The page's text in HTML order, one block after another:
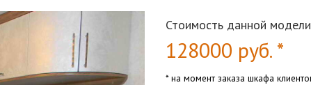
Стоимость данной
128000 руб. *
* на момент заказа шкафа